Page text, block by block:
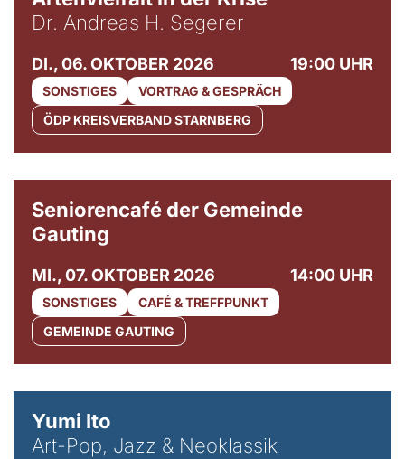
Dr. Andreas H. Segerer
DI., 06. OKTOBER 2026 19:00 UHR
SONSTIGES
VORTRAG & GESPRÄCH
ÖDP KREISVERBAND STARNBERG
Seniorencafé der Gemeinde
Gauting
MI., 07. OKTOBER 2026 14:00 UHR
SONSTIGES
CAFÉ & TREFFPUNKT
GEMEINDE GAUTING
Yumi Ito
Art-Pop, Jazz & Neoklassik